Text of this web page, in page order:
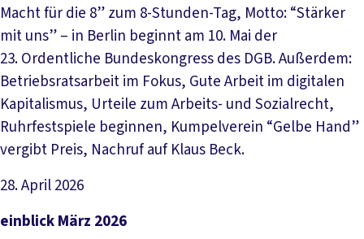
Macht für die 8” zum 8-Stunden-Tag, Motto: “Stärker
mit uns” – in Berlin beginnt am 10. Mai der
23. Ordentliche Bundeskongress des DGB. Außerdem:
Betriebsratsarbeit im Fokus, Gute Arbeit im digitalen
Kapitalismus, Urteile zum Arbeits- und Sozialrecht,
Ruhrfestspiele beginnen, Kumpelverein “Gelbe Hand”
vergibt Preis, Nachruf auf Klaus Beck.
28. April 2026
Datei herunterladen
einblick März 2026